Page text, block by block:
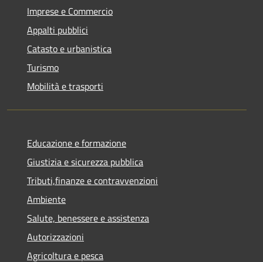
Imprese e Commercio
Appalti pubblici
Catasto e urbanistica
Turismo
Mobilità e trasporti
Educazione e formazione
Giustizia e sicurezza pubblica
Tributi,finanze e contravvenzioni
Ambiente
Salute, benessere e assistenza
Autorizzazioni
Agricoltura e pesca